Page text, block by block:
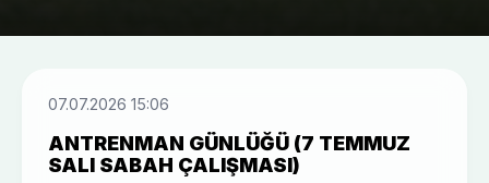
07.07.2026 15:06
ANTRENMAN GÜNLÜĞÜ (7 TEMMUZ
SALI SABAH ÇALIŞMASI)